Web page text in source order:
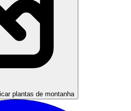
plantas de montanha